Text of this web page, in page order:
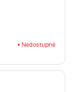
Nedostupné